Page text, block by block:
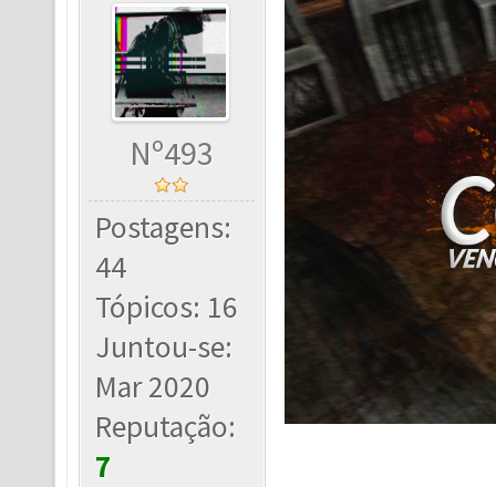
Nº493
Postagens:
44
Tópicos: 16
Juntou-se:
Mar 2020
Reputação:
7